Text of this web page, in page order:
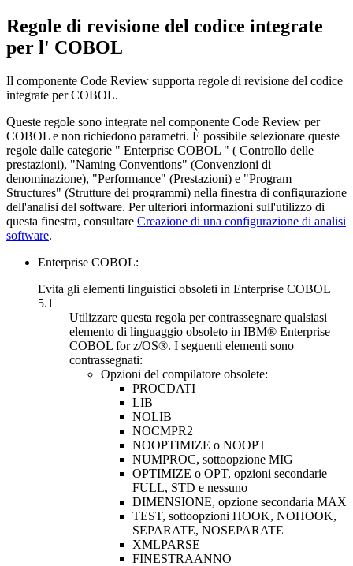
Regole di revisione del codice integrate
per l' COBOL
Il componente Code Review supporta regole di revisione del codice
integrate per COBOL.
Queste regole sono integrate nel componente Code Review per
COBOL e non richiedono parametri. È possibile selezionare queste
regole dalle categorie " Enterprise COBOL " ( Controllo delle
prestazioni), "Naming Conventions" (Convenzioni di
denominazione), "Performance" (Prestazioni) e "Program
Structures" (Strutture dei programmi) nella finestra di configurazione
dell'analisi del software. Per ulteriori informazioni sull'utilizzo di
questa finestra, consultare Creazione di una configurazione di analisi
software.
Enterprise COBOL:
Evita gli elementi linguistici obsoleti in Enterprise COBOL
5.1
Utilizzare questa regola per contrassegnare qualsiasi
elemento di linguaggio obsoleto in IBM® Enterprise
COBOL for z/OS®. I seguenti elementi sono
contrassegnati:
Opzioni del compilatore obsolete:
PROCDATI
LIB
NOLIB
NOCMPR2
NOOPTIMIZE o NOOPT
NUMPROC, sottoopzione MIG
OPTIMIZE o OPT, opzioni secondarie
FULL, STD e nessuno
DIMENSIONE, opzione secondaria MAX
TEST, sottoopzioni HOOK, NOHOOK,
SEPARATE, NOSEPARATE
XMLPARSE
FINESTRAANNO